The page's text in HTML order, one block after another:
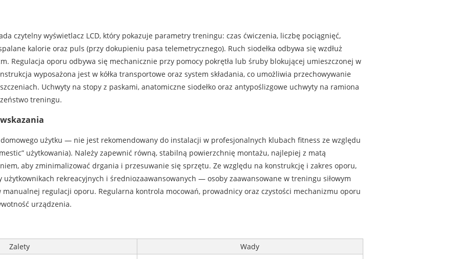
czytelny wyświetlacz LCD, który pokazuje parametry treningu: czas ćwiczenia, liczbę pociągnięć,
kalorie oraz puls (przy dokupieniu pasa telemetrycznego). Ruch siodełka odbywa się wzdłuż
Regulacja oporu odbywa się mechanicznie przy pomocy pokrętła lub śruby blokującej umieszczonej w
wyposażona jest w kółka transportowe oraz system składania, co umożliwia przechowywanie
Uchwyty na stopy z paskami, anatomiczne siodełko oraz antypoślizgowe uchwyty na ramiona
treningu.
użytku — nie jest rekomendowany do instalacji w profesjonalnych klubach fitness ze względu
użytkowania). Należy zapewnić równą, stabilną powierzchnię montażu, najlepiej z matą
aby zminimalizować drgania i przesuwanie się sprzętu. Ze względu na konstrukcję i zakres oporu,
rekreacyjnych i średniozaawansowanych — osoby zaawansowane w treningu siłowym
manualnej regulacji oporu. Regularna kontrola mocowań, prowadnicy oraz czystości mechanizmu oporu
urządzenia.
Zalety
Wady